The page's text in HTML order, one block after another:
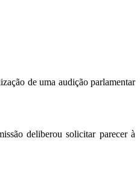
de uma audição parlamentar
deliberou solicitar parecer à